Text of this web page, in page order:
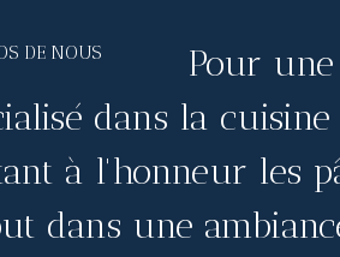
DE NOUS
Pour
dans la
à l'honneur les
dans une